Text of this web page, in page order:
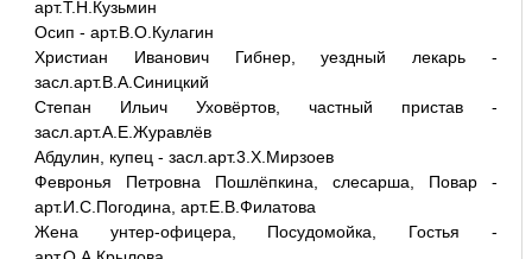
арт.Т.Н.Кузьмин
Осип - арт.В.О.Кулагин
Христиан Иванович Гибнер, уездный лекарь -
засл.арт.В.А.Синицкий
Степан Ильич Уховёртов, частный пристав -
засл.арт.А.Е.Журавлёв
Абдулин, купец - засл.арт.3.Х.Мирзоев
Февронья Петровна Пошлёпкина, слесарша, Повар -
арт.И.С.Погодина, арт.Е.В.Филатова
Жена унтер-офицера, Посудомойка, Гостья -